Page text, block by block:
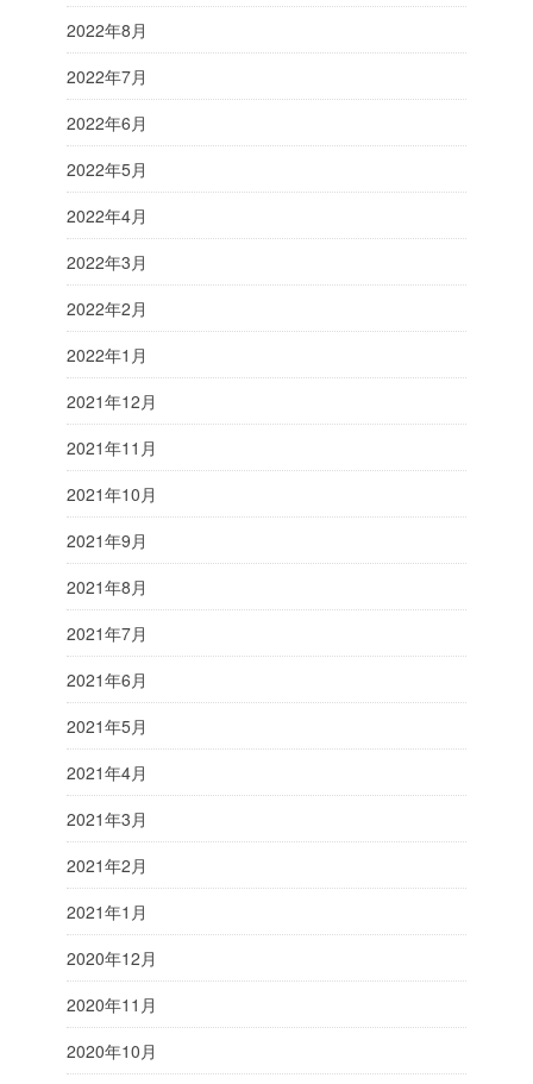
2022年8月
2022年7月
2022年6月
2022年5月
2022年4月
2022年3月
2022年2月
2022年1月
2021年12月
2021年11月
2021年10月
2021年9月
2021年8月
2021年7月
2021年6月
2021年5月
2021年4月
2021年3月
2021年2月
2021年1月
2020年12月
2020年11月
2020年10月